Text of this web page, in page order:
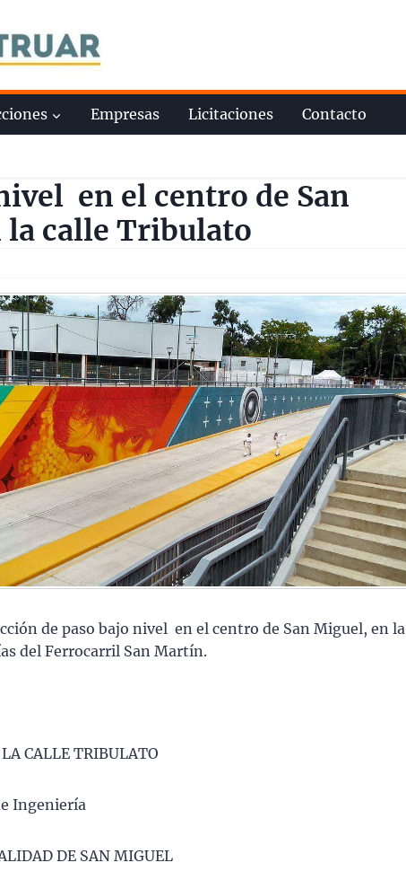
Empresas Licitaciones Contacto
en el centro de San
calle Tribulato
de paso bajo nivel en el centro de San Miguel, en la
del Ferrocarril San Martín.
CALLE TRIBULATO
Ingeniería
DE SAN MIGUEL